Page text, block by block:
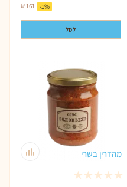
₽161 -1%
לסל
מהדרין בשרי